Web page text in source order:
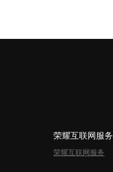
荣耀互联网服务
荣耀互联网服务